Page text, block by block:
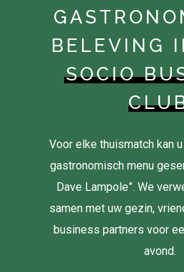
BELEVING
SOCIO
Voor elke thuismatch kan
gastronomisch menu
Dave Lampole”. We
samen met uw gezin,
business partners voor
avond.